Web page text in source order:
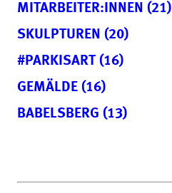
MITARBEITER:INNEN (21)
SKULPTUREN (20)
#PARKISART (16)
GEMÄLDE (16)
BABELSBERG (13)